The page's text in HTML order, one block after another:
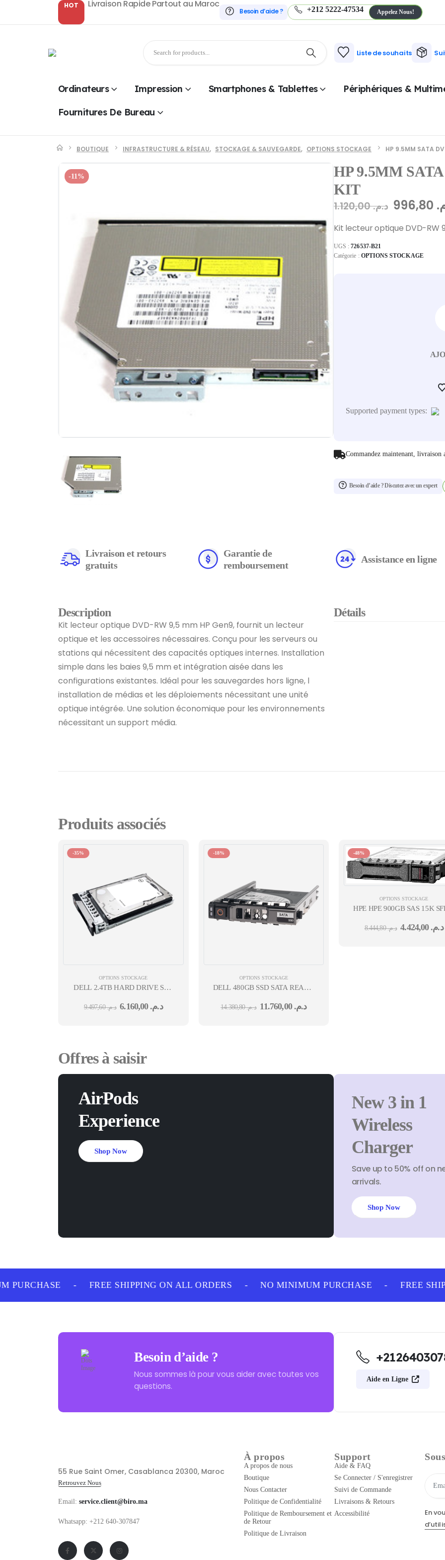
HOT Livraison Rapide Partout au Maroc
Besoin d’aide ? +212 5222-47534 Appelez Nous!
Liste de souhaits
Ordinateurs Impression Smartphones & Tablettes Périphériques &
Fournitures De Bureau
BOUTIQUE INFRASTRUCTURE & RÉSEAU, STOCKAGE & SAUVEGARDE, OPTIONS STOCKAGE HP 9.5MM SATA
-11%
HP 9.5MM
KIT
د.م.1.120,00
Kit lecteur optique DVD-RW
UGS :726537-B21
Catégorie : OPTIONS STOCKAGE
Supported payment types:
Commandez maintenant, livraison
Besoin d’aide ? Discutez avec un expert
Livraison et retours
gratuits
Garantie de
remboursement
Assistance en ligne
Description
Kit lecteur optique DVD-RW 9,5 mm HP Gen9, fournit un lecteur
optique et les accessoires nécessaires. Conçu pour les serveurs ou
stations qui nécessitent des capacités optiques internes. Installation
simple dans les baies 9,5 mm et intégration aisée dans les
configurations existantes. Idéal pour les sauvegardes hors ligne, l
installation de médias et les déploiements nécessitant une unité
optique intégrée. Une solution économique pour les environnements
nécessitant un support média.
Détails
Produits associés
-35%
OPTIONS STOCKAGE
DELL 2.4TB HARD DRIVE SAS
HOT-PLUG CUSTOMER
د.م.9.497,60 د.م. 6.160,00
-18%
OPTIONS STOCKAGE
DELL 480GB SSD SATA READ INTENSIVE 6GBPS 512E 2.5IN HOT-
د.م.14.380,80 د.م. 11.760,00
-48%
OPTIONS STOCKAGE
HPE HPE 900GB SAS 15K
د.م.8.444,80 د.م. 4.424,00
Offres à saisir
AirPods
Experience
Shop Now
New 3 in 1
Wireless
Charger
Save up to 50% off on
arrivals.
Shop Now
FREE SHIPPING ON ALL ORDERS NO MINIMUM PURCHASE FREE
Besoin d’aide ?
Nous sommes là pour vous aider avec toutes vos
questions.
Aide en Ligne
55 Rue Saint Omer, Casablanca 20300, Maroc
Retrouvez Nous
Email: service.client@biro.ma
Whatsapp: +212 640-307847
À propos
A propos de nous
Boutique
Nous Contacter
Politique de Confidentialité
Politique de Remboursement et
de Retour
Politique de Livraison
Support
Aide & FAQ
Se Connecter / S'enregistrer
Suivi de Commande
Livraisons & Retours
Accessibilité
En